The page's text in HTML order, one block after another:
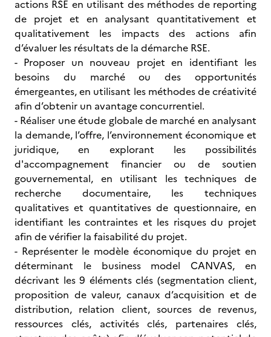
actions RSE en utilisant des méthodes de reporting
de projet et en analysant quantitativement et
qualitativement les impacts des actions afin
d’évaluer les résultats de la démarche RSE.
- Proposer un nouveau projet en identifiant les
besoins du marché ou des opportunités
émergeantes, en utilisant les méthodes de créativité
afin d’obtenir un avantage concurrentiel.
- Réaliser une étude globale de marché en analysant
la demande, l’offre, l’environnement économique et
juridique, en explorant les possibilités
d'accompagnement financier ou de soutien
gouvernemental, en utilisant les techniques de
recherche documentaire, les techniques
qualitatives et quantitatives de questionnaire, en
identifiant les contraintes et les risques du projet
afin de vérifier la faisabilité du projet.
- Représenter le modèle économique du projet en
déterminant le business model CANVAS, en
décrivant les 9 éléments clés (segmentation client,
proposition de valeur, canaux d’acquisition et de
distribution, relation client, sources de revenus,
ressources clés, activités clés, partenaires clés,